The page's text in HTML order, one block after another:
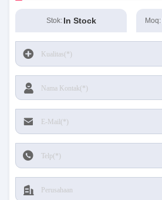
Stok: In Stock Moq: